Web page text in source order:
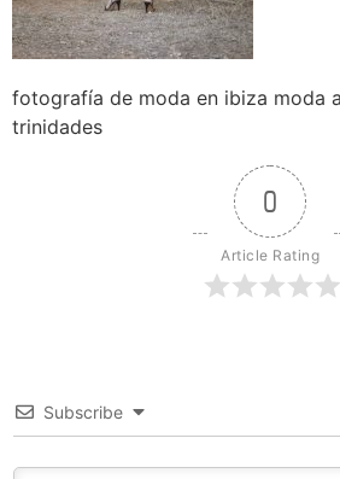
fotografía de moda en ibiza moda
trinidades
0
Article Rating
Subscribe